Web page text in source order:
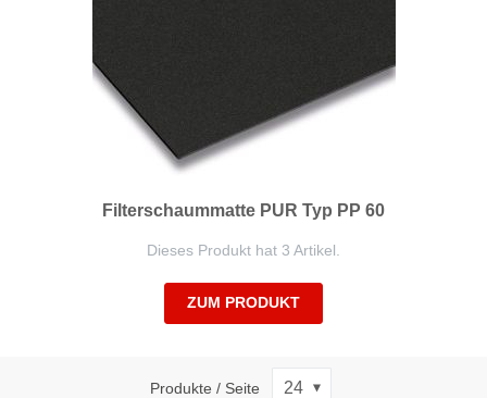
Filterschaummatte PUR Typ PP 60
Dieses Produkt hat 3 Artikel.
ZUM PRODUKT
Produkte / Seite